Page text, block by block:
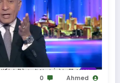
Ahmed
0